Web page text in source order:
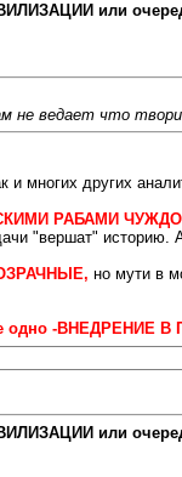
или
не ведает что
и многих других
РАБАМИ
"вершат"
но мути в
одно -
или